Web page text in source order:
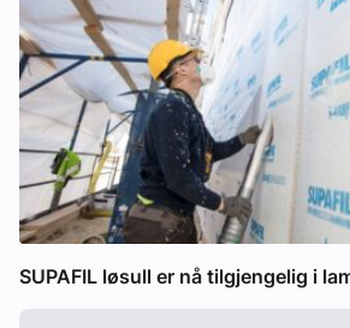
SUPAFIL løsull er nå tilgjengelig i